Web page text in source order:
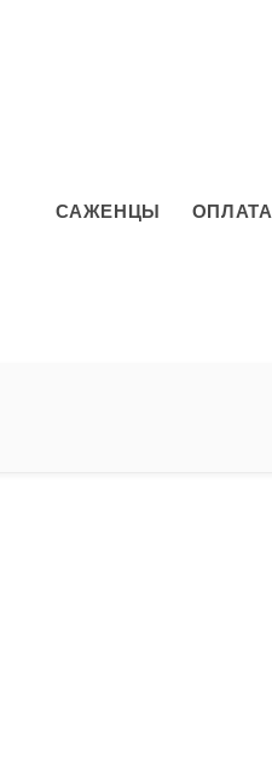
САЖЕНЦЫ ОПЛАТА